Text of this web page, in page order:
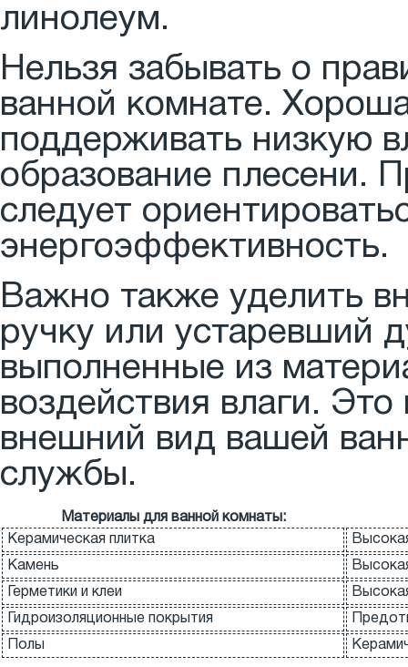
линолеум.
Нельзя забывать о
ванной комнате.
поддерживать низкую
образование плесени.
следует
энергоэффективность.
Важно также уделить
ручку или устаревший
выполненные из
воздействия влаги.
внешний вид вашей
службы.
Материалы для ванной комнаты:
Керамическая плитка
Камень
Герметики и клеи
Гидроизоляционные покрытия
Полы